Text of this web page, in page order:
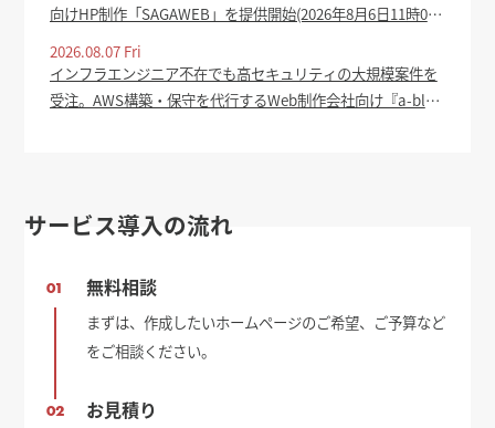
向けHP制作「SAGAWEB」を提供開始(2026年8月6日11時0
分) - oita-press.co.jp
2026.08.07 Fri
インフラエンジニア不在でも高セキュリティの大規模案件を
受注。AWS構築・保守を代行するWeb制作会社向け『a-blog
サービス導入の流れ
01 無料相談
まずは、作成したいホームページのご希望、ご予算など
をご相談ください。
02 お見積り